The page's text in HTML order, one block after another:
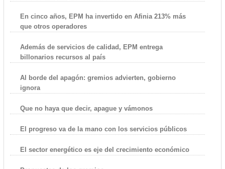
En cinco años, EPM ha invertido en Afinia 213% más
que otros operadores
Además de servicios de calidad, EPM entrega
billonarios recursos al país
Al borde del apagón: gremios advierten, gobierno
ignora
Que no haya que decir, apague y vámonos
El progreso va de la mano con los servicios públicos
El sector energético es eje del crecimiento económico